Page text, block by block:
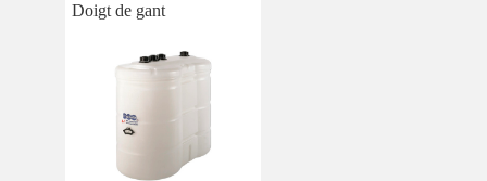
Doigt de gant